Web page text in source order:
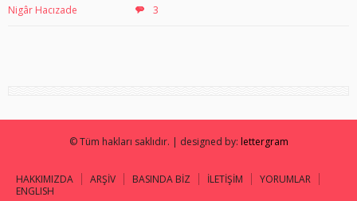
Nigâr Hacızade 3
© Tüm hakları saklıdır. | designed by: lettergram
HAKKIMIZDA ARŞİV BASINDA BİZ İLETİŞİM
YORUMLAR
ENGLISH